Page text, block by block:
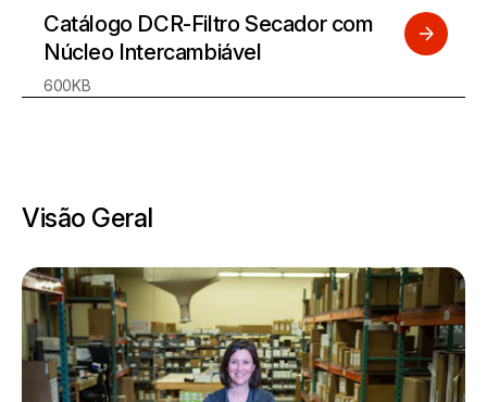
Catálogo DCR-Filtro Secador com
Núcleo Intercambiável
600KB
Visão Geral